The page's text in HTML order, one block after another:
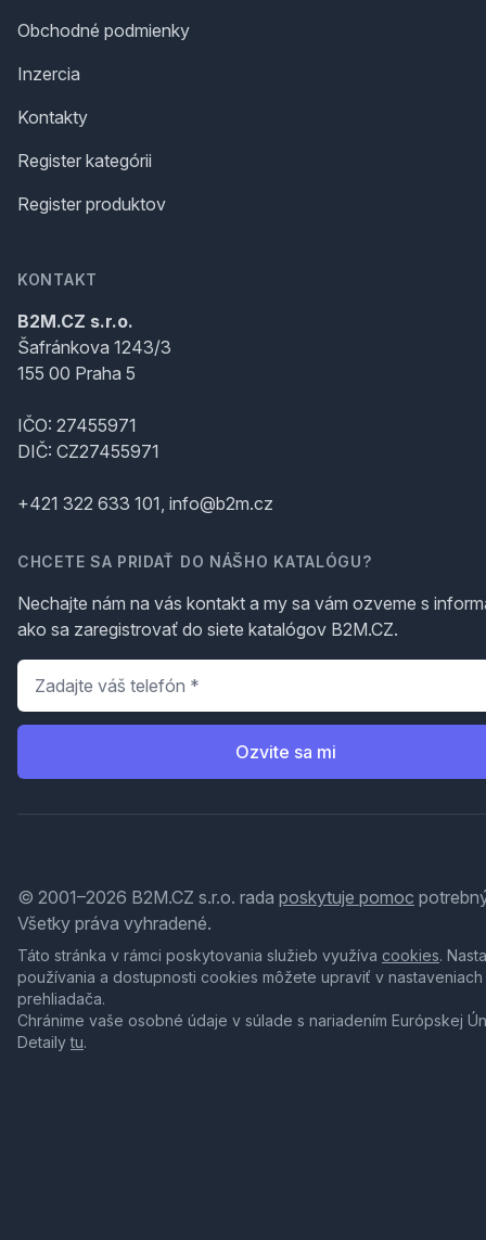
Obchodné podmienky
Inzercia
Kontakty
Register kategórii
Register produktov
KONTAKT
B2M.CZ s.r.o.
Šafránkova 1243/3
155 00 Praha 5
IČO: 27455971
DIČ: CZ27455971
+421 322 633 101, info@b2m.cz
CHCETE SA PRIDAŤ DO NÁŠHO KATALÓGU?
Nechajte nám na vás kontakt a my sa vám ozveme s
ako sa zaregistrovať do siete katalógov B2M.CZ.
Telefón
Ozvite sa mi
© 2001–2026 B2M.CZ s.r.o. rada poskytuje pomoc
Všetky práva vyhradené.
Táto stránka v rámci poskytovania služieb využíva cookies.
používania a dostupnosti cookies môžete upraviť v nastaveniach
prehliadača.
Chránime vaše osobné údaje v súlade s nariadením Európskej
Detailytu.